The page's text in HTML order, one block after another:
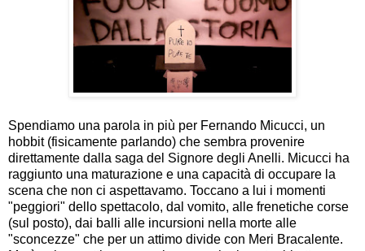
Spendiamo una parola in più per Fernando Micucci, un
hobbit (fisicamente parlando) che sembra provenire
direttamente dalla saga del Signore degli Anelli. Micucci ha
raggiunto una maturazione e una capacità di occupare la
scena che non ci aspettavamo. Toccano a lui i momenti
"peggiori" dello spettacolo, dal vomito, alle frenetiche corse
(sul posto), dai balli alle incursioni nella morte alle
"sconcezze" che per un attimo divide con Meri Bracalente.